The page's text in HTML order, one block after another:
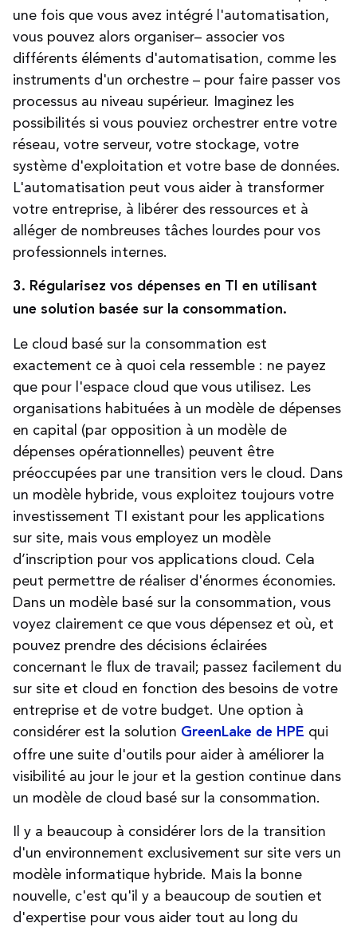
une fois que vous avez intégré l'automatisation,
vous pouvez alors organiser– associer vos
différents éléments d'automatisation, comme les
instruments d'un orchestre – pour faire passer vos
processus au niveau supérieur. Imaginez les
possibilités si vous pouviez orchestrer entre votre
réseau, votre serveur, votre stockage, votre
système d'exploitation et votre base de données.
L'automatisation peut vous aider à transformer
votre entreprise, à libérer des ressources et à
alléger de nombreuses tâches lourdes pour vos
professionnels internes.
3. Régularisez vos dépenses en TI en utilisant
une solution basée sur la consommation.
Le cloud basé sur la consommation est
exactement ce à quoi cela ressemble : ne payez
que pour l'espace cloud que vous utilisez. Les
organisations habituées à un modèle de dépenses
en capital (par opposition à un modèle de
dépenses opérationnelles) peuvent être
préoccupées par une transition vers le cloud. Dans
un modèle hybride, vous exploitez toujours votre
investissement TI existant pour les applications
sur site, mais vous employez un modèle
d’inscription pour vos applications cloud. Cela
peut permettre de réaliser d'énormes économies.
Dans un modèle basé sur la consommation, vous
voyez clairement ce que vous dépensez et où, et
pouvez prendre des décisions éclairées
concernant le flux de travail; passez facilement du
sur site et cloud en fonction des besoins de votre
entreprise et de votre budget. Une option à
considérer est la solution GreenLake de HPE qui
offre une suite d'outils pour aider à améliorer la
visibilité au jour le jour et la gestion continue dans
un modèle de cloud basé sur la consommation.
Il y a beaucoup à considérer lors de la transition
d'un environnement exclusivement sur site vers un
modèle informatique hybride. Mais la bonne
nouvelle, c'est qu'il y a beaucoup de soutien et
d'expertise pour vous aider tout au long du